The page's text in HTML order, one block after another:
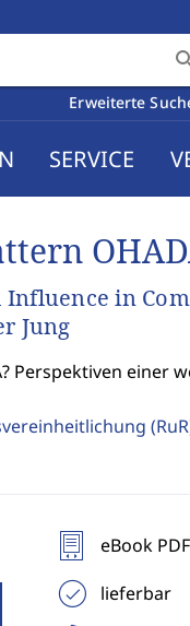
Erweiterte
SERVICE
in
Jung
Perspektiven einer
eBook PDF
lieferbar